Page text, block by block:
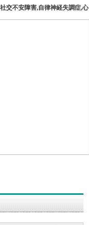
交不安障害,自律神経失調症,心